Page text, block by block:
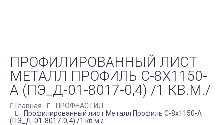
ПРОФИЛИРОВАННЫЙ ЛИСТ
МЕТАЛЛ ПРОФИЛЬ С-8Х1150-
A (ПЭ_Д-01-8017-0,4) /1 КВ.М./
Главная
ПРОФНАСТИЛ
Профилированный лист Металл Профиль С-8х1150-A
(ПЭ_Д-01-8017-0,4) /1 кв.м./